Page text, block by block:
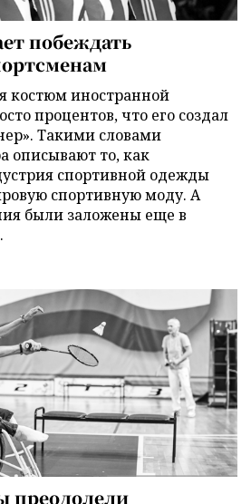
побеждать
костюм иностранной
процентов, что его создал
Такими словами
описывают то, как
спортивной одежды
спортивную моду. А
были заложены еще в
преодолели